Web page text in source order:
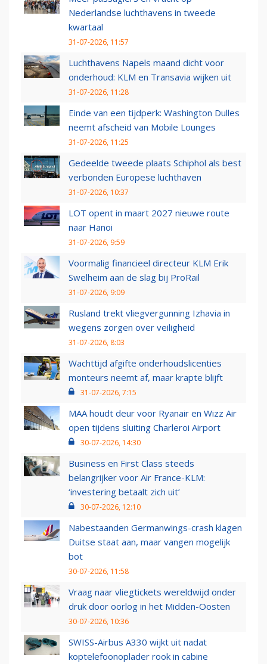
Nederlandse luchthavens in tweede
kwartaal
31-07-2026, 11:57
Luchthavens Napels maand dicht voor
onderhoud: KLM en Transavia wijken uit
31-07-2026, 11:28
Einde van een tijdperk: Washington Dulles
neemt afscheid van Mobile Lounges
31-07-2026, 11:25
Gedeelde tweede plaats Schiphol als best
verbonden Europese luchthaven
31-07-2026, 10:37
LOT opent in maart 2027 nieuwe route
naar Hanoi
31-07-2026, 9:59
Voormalig financieel directeur KLM Erik
Swelheim aan de slag bij ProRail
31-07-2026, 9:09
Rusland trekt vliegvergunning Izhavia in
wegens zorgen over veiligheid
31-07-2026, 8:03
Wachttijd afgifte onderhoudslicenties
monteurs neemt af, maar krapte blijft
31-07-2026, 7:15
MAA houdt deur voor Ryanair en Wizz Air
open tijdens sluiting Charleroi Airport
30-07-2026, 14:30
Business en First Class steeds
belangrijker voor Air France-KLM:
‘investering betaalt zich uit’
30-07-2026, 12:10
Nabestaanden Germanwings-crash klagen
Duitse staat aan, maar vangen mogelijk
bot
30-07-2026, 11:58
Vraag naar vliegtickets wereldwijd onder
druk door oorlog in het Midden-Oosten
30-07-2026, 10:36
SWISS-Airbus A330 wijkt uit nadat
koptelefoonoplader rook in cabine